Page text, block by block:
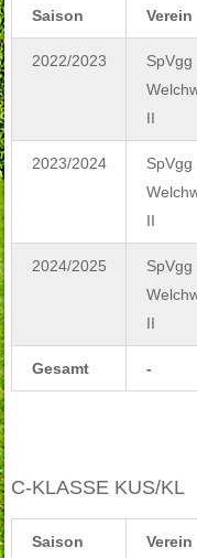
Saison Verein
2022/2023
SpVgg
II
2023/2024
SpVgg
II
2024/2025
SpVgg
II
Gesamt -
C-KLASSE KUS/KL
Saison Verein